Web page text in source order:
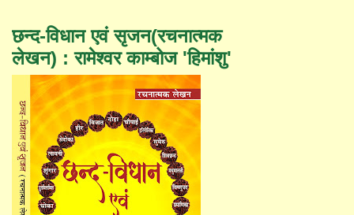
छन्द-विधान एवं सृजन(रचनात्मक
लेखन) : रामेश्वर काम्बोज 'हिमांशु'